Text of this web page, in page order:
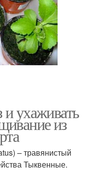
и ухаживать
из
– травянистый
Тыквенные.